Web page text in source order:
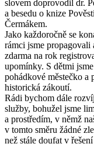
slovem doprovodil dr.
a besedu o knize
Čermákem.
Jako každoročně se
rámci jsme propagovali
zdarma na rok
upomínky. S dětmi
pohádkové městečko
historická zákoutí.
Rádi bychom dále
služby, bohužel jsme
a prostředím, v němž
v tomto směru žádné
než stále doufat v